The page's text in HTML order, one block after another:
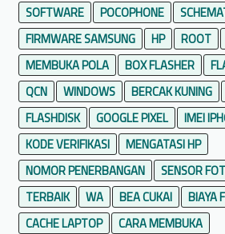
n
d
a
P
e
m
o
g
r
SOFTWARE
POCOPHONE
FIRMWARE SAMSUNG
HP ROOT
MEMBUKA POLA
BOX FLASHER
QCN
WINDOWS BERCAK KUNING
FLASHDISK
GOOGLE PIXEL
IMEI
KODE VERIFIKASI
MENGATASI HP
NOMOR PENERBANGAN
SENSOR
TERBAIK
WA BEA CUKAI
BIAYA
CACHE LAPTOP
CARA MEMBUKA